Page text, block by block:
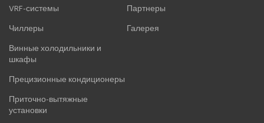
VRF-системы
Чиллеры
Винные холодильники и
шкафы
Прецизионные кондиционеры
Приточно-вытяжные
установки
Партнеры
Галерея